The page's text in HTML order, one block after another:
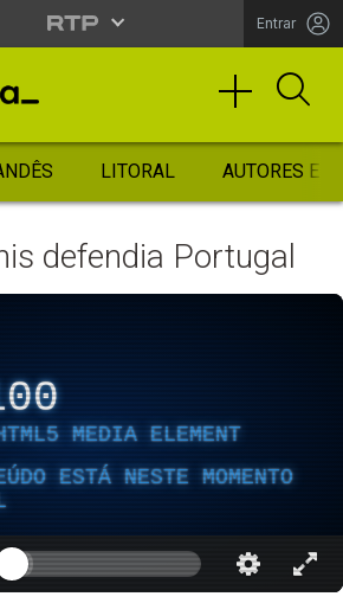
Entrar
LITORAL AUTORES
defendia Portugal
MEDIA ELEMENT
ESTÁ NESTE MOMENTO